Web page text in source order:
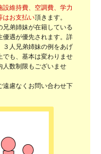
設維持費、空調費、学力
はお支払い頂きます。
兄弟姉妹が在籍している
優遇が優先されます。詳
３人兄弟姉妹の例をあげ
でも、基本は変わりませ
人数制限もございませ
遠慮なくお問い合わせ下